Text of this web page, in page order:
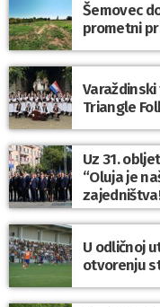
Šemovec
prometni
Triangle
Uz 31.
“Oluja je
U odličnoj
otvorenju